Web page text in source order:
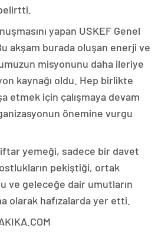
yapan USKEF Genel
akşam burada oluşan enerji ve
misyonunu daha ileriye
kaynağı oldu. Hep birlikte
etmek için çalışmaya devam
önemine vurgu
iftar yemeği, sadece bir davet
pekiştiği, ortak
ve geleceğe dair umutların
olarak hafızalarda yer etti.